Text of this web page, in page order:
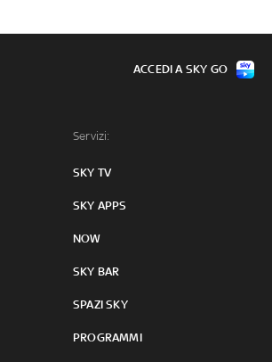
Servizi:
SKY TV
SKY APPS
NOW
SKY BAR
SPAZI SKY
PROGRAMMI
ACCEDI A SKY GO